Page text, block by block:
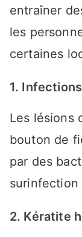
entraîner
les
certaines
1.
Les lésions
bouton de
par des
surinfection
2. Kératite